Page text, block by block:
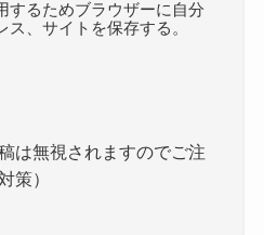
するためブラウザーに自分
、サイトを保存する。
は無視されますのでご注
策）